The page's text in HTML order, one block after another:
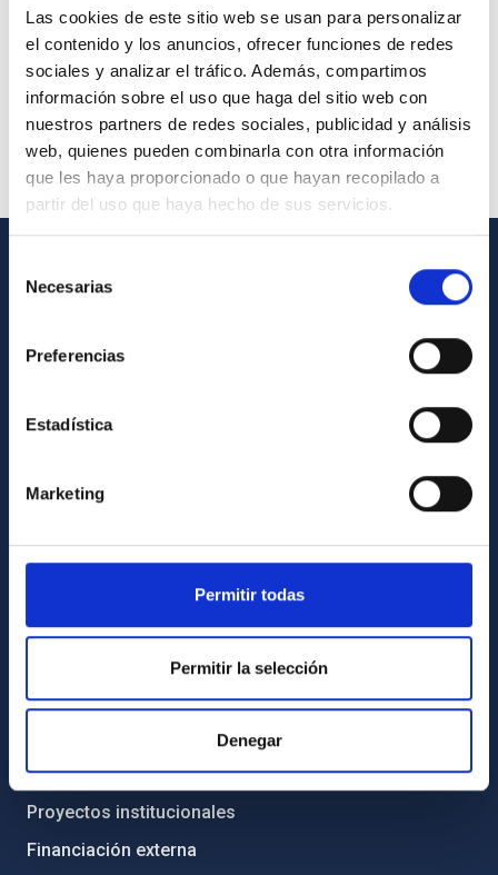
Las cookies de este sitio web se usan para personalizar
el contenido y los anuncios, ofrecer funciones de redes
sociales y analizar el tráfico. Además, compartimos
información sobre el uso que haga del sitio web con
nuestros partners de redes sociales, publicidad y análisis
web, quienes pueden combinarla con otra información
que les haya proporcionado o que hayan recopilado a
partir del uso que haya hecho de sus servicios.
Necesarias
Preferencias
Estadística
Marketing
Permitir todas
Permitir la selección
Denegar
INFORMACIÓN GENERAL
Cómo llegar al IAC
Registro general
Transparencia
Código ético y política antifraude
Igualdad y diversidad de género
Medio Ambiente y Sostenibilidad
Proyectos institucionales
Financiación externa